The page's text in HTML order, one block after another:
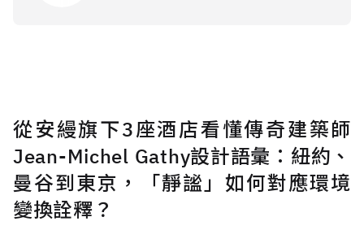
從安縵旗下3座酒店看懂傳奇建築師
Jean-Michel Gathy設計語彙：紐約、
曼谷到東京，「靜謐」如何對應環境
變換詮釋？